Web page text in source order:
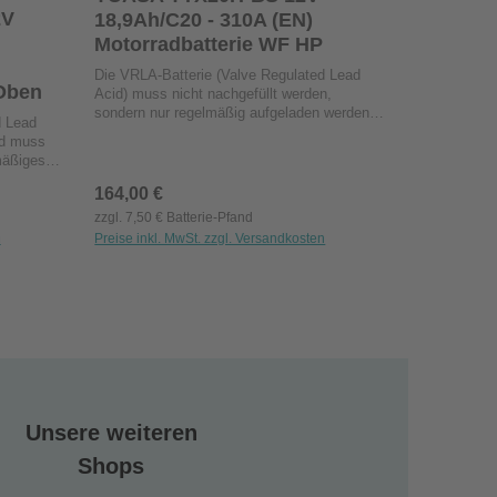
herkömmliche BatterienDer hohe
Vibrationswiderstand macht sie zu den
zuverlässigsten Batterien auf dem Markt
muss
18,9Ah/C20 - 310A (EN)
Motorradbatterie WF HP
Die VRLA-Batterie (Valve Regulated Lead
Acid) muss nicht nachgefüllt werden,
sondern nur regelmäßig aufgeladen werden.
nahezu alle LeckagenDie moderne Blei-
Kalzium-Technologie erhöht die Startleistung
signifikantEin Sulfatierungs-Hemmstoff
reduziert die schädliche Plattensulfatierung
Regulärer Preis:
164,00 €
zzgl. 7,50 € Batterie-Pfand
Preise inkl. MwSt. zzgl. Versandkosten
Unsere weiteren
Shops